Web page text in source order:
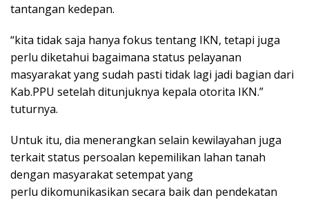
tantangan kedepan.
“kita tidak saja hanya fokus tentang IKN, tetapi juga
perlu diketahui bagaimana status pelayanan
masyarakat yang sudah pasti tidak lagi jadi bagian dari
Kab.PPU setelah ditunjuknya kepala otorita IKN.”
tuturnya.
Untuk itu, dia menerangkan selain kewilayahan juga
terkait status persoalan kepemilikan lahan tanah
dengan masyarakat setempat yang
perlu dikomunikasikan secara baik dan pendekatan